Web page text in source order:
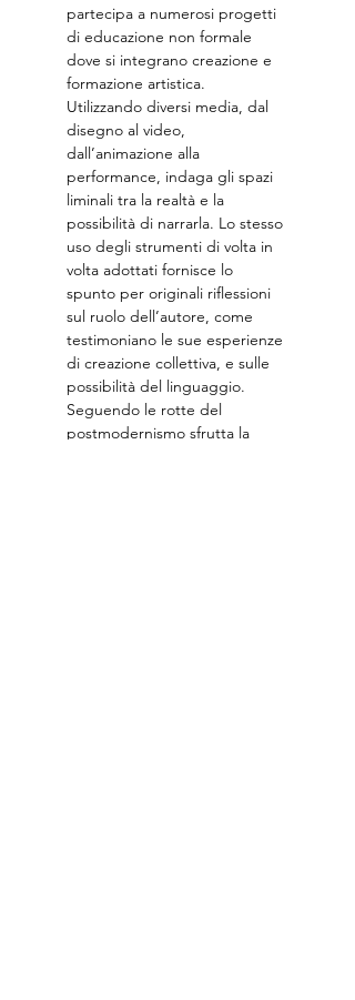
partecipa a numerosi progetti
di educazione non formale
dove si integrano creazione e
formazione artistica.
Utilizzando diversi media, dal
disegno al video,
dall’animazione alla
performance, indaga gli spazi
liminali tra la realtà e la
possibilità di narrarla. Lo stesso
uso degli strumenti di volta in
volta adottati fornisce lo
spunto per originali riflessioni
sul ruolo dell’autore, come
testimoniano le sue esperienze
di creazione collettiva, e sulle
possibilità del linguaggio.
Seguendo le rotte del
postmodernismo sfrutta la